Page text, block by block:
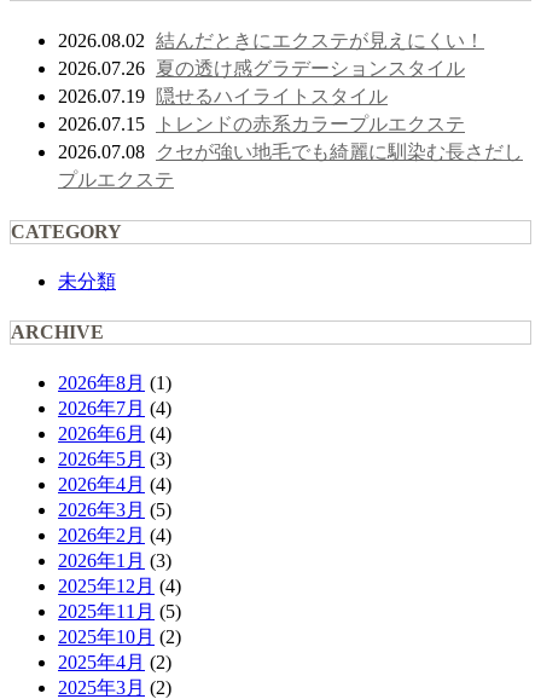
2026.08.02 結んだときにエクステが見えにくい！
2026.07.26 夏の透け感グラデーションスタイル
2026.07.19 隠せるハイライトスタイル
2026.07.15 トレンドの赤系カラープルエクステ
2026.07.08
クセが強い地毛でも綺麗に馴染む長さだし
プルエクステ
CATEGORY
未分類
ARCHIVE
2026年8月 (1)
2026年7月 (4)
2026年6月 (4)
2026年5月 (3)
2026年4月 (4)
2026年3月 (5)
2026年2月 (4)
2026年1月 (3)
2025年12月 (4)
2025年11月 (5)
2025年10月 (2)
2025年4月 (2)
2025年3月 (2)